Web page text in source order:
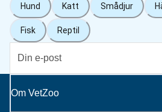
Hund Katt Smådjur
Fisk Reptil
Om VetZoo